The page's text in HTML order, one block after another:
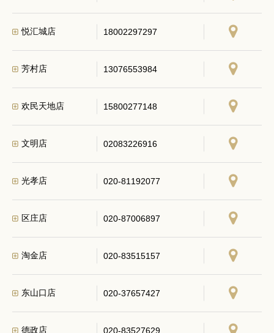
悦汇城店 18002297297
芳村店 13076553984
欢民天地店 15800277148
文明店 02083226916
光孝店 020-81192077
区庄店 020-87006897
淘金店 020-83515157
东山口店 020-37657427
德政店 020-83527629